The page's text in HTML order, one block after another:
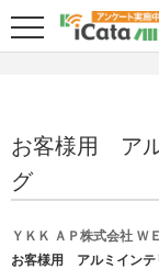
お客様用 ア
グ
ＹＫＫ ＡＰ株式会社 Ｗ
お客様用 アルミイン